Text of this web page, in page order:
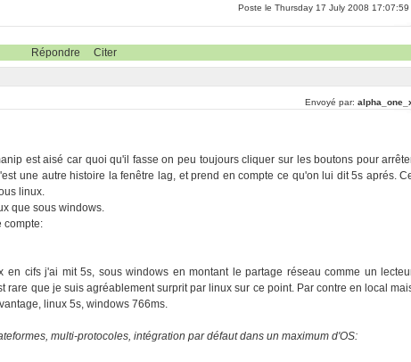
Poste le Thursday 17 July 2008 17:07:59
Répondre Citer
Envoyé par:
est aisé car quoi qu'il fasse on peu toujours cliquer sur les boutons pour
une autre histoire la fenêtre lag, et prend en compte ce qu'on lui dit 5s aprés.
linux.
que sous windows.
compte:
en cifs j'ai mit 5s, sous windows en montant le partage réseau comme un
rare que je suis agréablement surprit par linux sur ce point. Par contre en local
linux 5s, windows 766ms.
multi-protocoles, intégration par défaut dans un maximum d'OS: